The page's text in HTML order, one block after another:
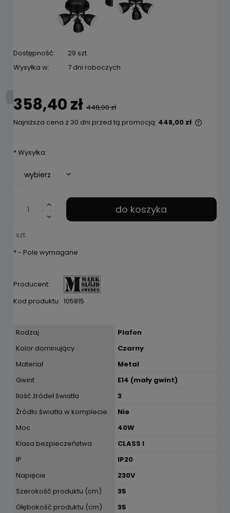
Dostępność:
29 szt.
Wysyłka w:
7 dni roboczych
358,40 zł 448,00 zł
Najniższa cena z 30 dni przed tą promocją: 448,00 zł
*Wysyłka:
szt.
do koszyka
*- Pole wymagane
Producent:
Kod produktu: 105815
Rodzaj
Plafon
Kolor dominujący
Czarny
Materiał
Metal
Gwint
E14 (mały gwint)
Ilość źródeł światła
3
Źródło światła w komplecie
Nie
Moc
40W
Klasa bezpieczeństwa
CLASS I
IP
IP20
Napięcie
230V
Szerokość produktu (cm)
35
Głębokość produktu (cm)
35